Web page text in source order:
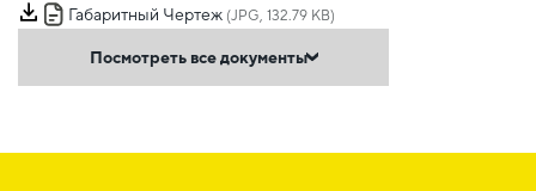
Габаритный Чертеж (JPG, 132.79 KB)
Посмотреть все документы